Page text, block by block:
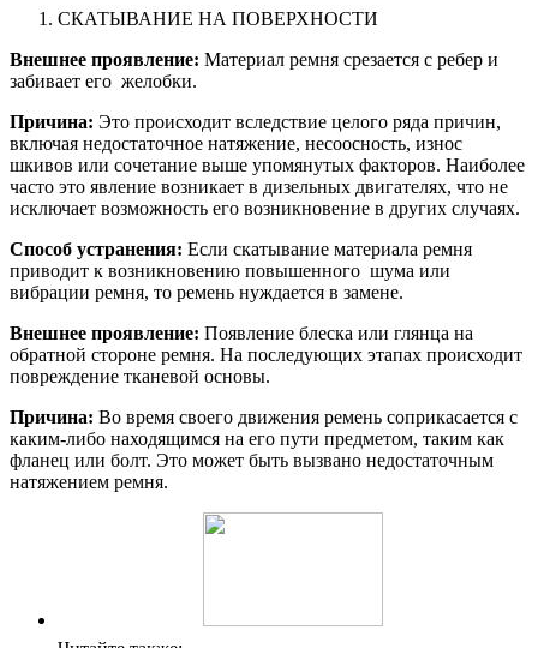
СКАТЫВАНИЕ НА ПОВЕРХНОСТИ
Внешнее проявление: Материал ремня срезается с ребер и
забивает его желобки.
Причина: Это происходит вследствие целого ряда причин,
включая недостаточное натяжение, несоосность, износ
шкивов или сочетание выше упомянутых факторов. Наиболее
часто это явление возникает в дизельных двигателях, что не
исключает возможность его возникновение в других случаях.
Способ устранения: Если скатывание материала ремня
приводит к возникновению повышенного шума или
вибрации ремня, то ремень нуждается в замене.
Внешнее проявление: Появление блеска или глянца на
обратной стороне ремня. На последующих этапах происходит
повреждение тканевой основы.
Причина: Во время своего движения ремень соприкасается с
каким-либо находящимся на его пути предметом, таким как
фланец или болт. Это может быть вызвано недостаточным
натяжением ремня.